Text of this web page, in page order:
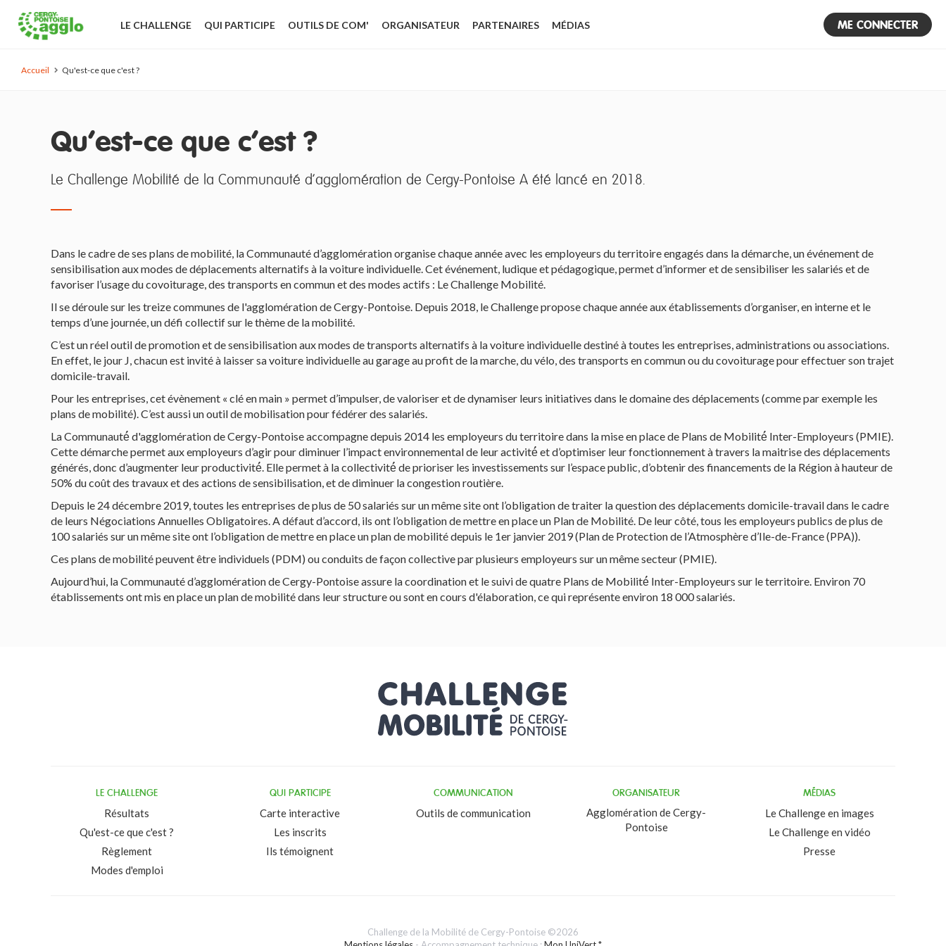
LE CHALLENGE QUI PARTICIPE OUTILS DE COM' ORGANISATEUR PARTENAIRES MÉDIAS ME CONNECTER
Accueil Qu'est-ce que c'est ?
Qu'est-ce que c'est ?
Le Challenge Mobilité de la Communauté d'agglomération de Cergy-Pontoise A été lancé en 2018.
Dans le cadre de ses plans de mobilité, la Communauté d’agglomération organise chaque année avec les employeurs du territoire engagés dans la démarche, un événement de
sensibilisation aux modes de déplacements alternatifs à la voiture individuelle. Cet événement, ludique et pédagogique, permet d’informer et de sensibiliser les salariés et de
favoriser l’usage du covoiturage, des transports en commun et des modes actifs : Le Challenge Mobilité.
Il se déroule sur les treize communes de l'agglomération de Cergy-Pontoise. Depuis 2018, le Challenge propose chaque année aux établissements d’organiser, en interne et le
temps d’une journée, un défi collectif sur le thème de la mobilité.
C’est un réel outil de promotion et de sensibilisation aux modes de transports alternatifs à la voiture individuelle destiné à toutes les entreprises, administrations ou associations.
En effet, le jour J, chacun est invité à laisser sa voiture individuelle au garage au profit de la marche, du vélo, des transports en commun ou du covoiturage pour effectuer son trajet
domicile-travail.
Pour les entreprises, cet évènement « clé en main » permet d’impulser, de valoriser et de dynamiser leurs initiatives dans le domaine des déplacements (comme par exemple les
plans de mobilité). C’est aussi un outil de mobilisation pour fédérer des salariés.
La Communauté́ d'agglomération de Cergy-Pontoise accompagne depuis 2014 les employeurs du territoire dans la mise en place de Plans de Mobilité́ Inter-Employeurs (PMIE).
Cette démarche permet aux employeurs d’agir pour diminuer l’impact environnemental de leur activité́ et d’optimiser leur fonctionnement à travers la maitrise des déplacements
générés, donc d’augmenter leur productivité́. Elle permet à la collectivité́ de prioriser les investissements sur l’espace public, d’obtenir des financements de la Région à hauteur de
50% du coût des travaux et des actions de sensibilisation, et de diminuer la congestion routière.
Depuis le 24 décembre 2019, toutes les entreprises de plus de 50 salariés sur un même site ont l’obligation de traiter la question des déplacements domicile-travail dans le cadre
de leurs Négociations Annuelles Obligatoires. A défaut d’accord, ils ont l’obligation de mettre en place un Plan de Mobilité. De leur côté, tous les employeurs publics de plus de
100 salariés sur un même site ont l’obligation de mettre en place un plan de mobilité depuis le 1er janvier 2019 (Plan de Protection de l’Atmosphère d’Ile-de-France (PPA)).
Ces plans de mobilité peuvent être individuels (PDM) ou conduits de façon collective par plusieurs employeurs sur un même secteur (PMIE).
Aujourd’hui, la Communauté d’agglomération de Cergy-Pontoise assure la coordination et le suivi de quatre Plans de Mobilité́ Inter-Employeurs sur le territoire. Environ 70
établissements ont mis en place un plan de mobilité dans leur structure ou sont en cours d'élaboration, ce qui représente environ 18 000 salariés.
LE CHALLENGE
Résultats
Qu'est-ce que c'est ?
Règlement
Modes d'emploi
QUI PARTICIPE
Carte interactive
Les inscrits
Ils témoignent
COMMUNICATION
Outils de communication
ORGANISATEUR
Agglomération de Cergy-
Pontoise
MÉDIAS
Le Challenge en images
Le Challenge en vidéo
Presse
Challenge de la Mobilité de Cergy-Pontoise ©2026